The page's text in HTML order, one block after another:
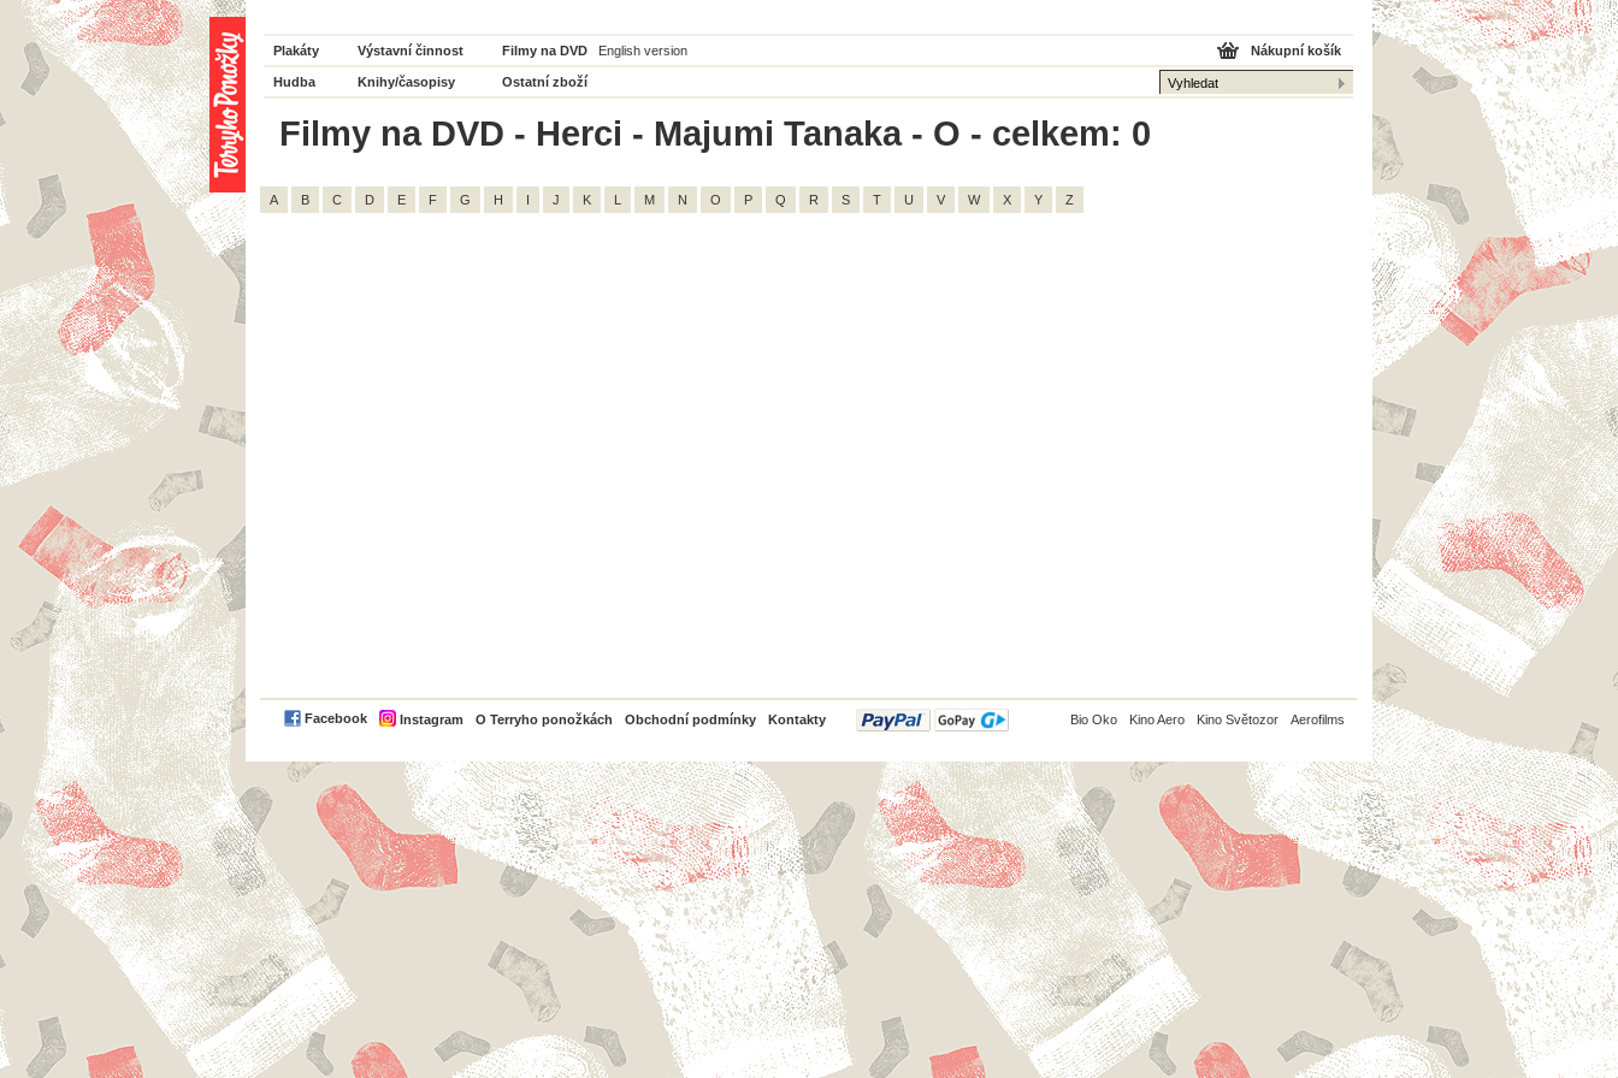
Plakáty Výstavní činnost Filmy na DVD English version
Hudba Knihy/časopisy Ostatní zboží
Nákupní košík
Filmy na DVD - Herci - Majumi Tanaka - O - celkem: 0
A B C D E F G H I J K L M N O P Q R S T U V W X Y Z
Facebook Instagram O Terryho ponožkách Obchodní podmínky Kontakty
PayPal Bio Oko Kino Aero Kino Světozor Aerofilms